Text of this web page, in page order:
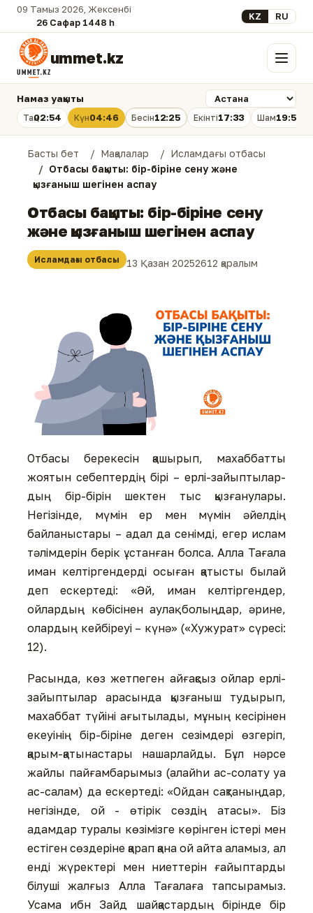
09 Тамыз 2026, Жексенбі
26 Сафар 1448 һ.
Select your
KZ RU
ummet.kz Мәзір
Намаз уақыты
Таң02:54 Күн04:46 Бесін12:25 Екінті17:33 Шам19:53
Басты бет Мақалалар
Исламдағы отбасы
Отбасы бақыты: бір-біріне сену және
қызғаныш шегінен аспау
Отбасы бақыты: бір-біріне сену
және қызғаныш шегінен аспау
Исламдағы отбасы 13 Қазан 20252612 қаралым
Отбасы берекесін қашырып, махаббатты
жоятын себептердің бірі – ерлі-зайыптылар-
дың бір-бірін шектен тыс қызғанулары.
Негізінде, мүмін ер мен мүмін әйелдің
байланыстары – адал да сенімді, егер ислам
тәлімдерін берік ұстанған болса. Алла Тағала
иман келтіргендерді осыған қатысты былай
деп ескертеді: «Әй, иман келтіргендер,
ойлардың көбісінен аулақ болыңдар, әрине,
олардың кейбіреуі – күнә» («Хужурат» сүресі:
12).
Расында, көз жетпеген айғақсыз ойлар ерлі-
зайыптылар арасында қызғаныш тудырып,
махаббат түйіні ағытылады, мұның кесірінен
екеуінің бір-біріне деген сезімдері өзгеріп,
қарым-қатынастары нашарлайды. Бұл нәрсе
жайлы пайғамбарымыз (алайһи ас-солату уа
ас-салам) да ескертеді: «Ойдан сақтаныңдар,
негізінде, ой - өтірік сөздің атасы». Біз
адамдар туралы көзімізге көрінген істері мен
естіген сөздеріне қарап қана ой айта аламыз, ал
енді жүректері мен ниеттерін ғайыптарды
білуші жалғыз Алла Тағалаға тапсырамыз.
Усама ибн Зайд шайқастардың бірінде бір